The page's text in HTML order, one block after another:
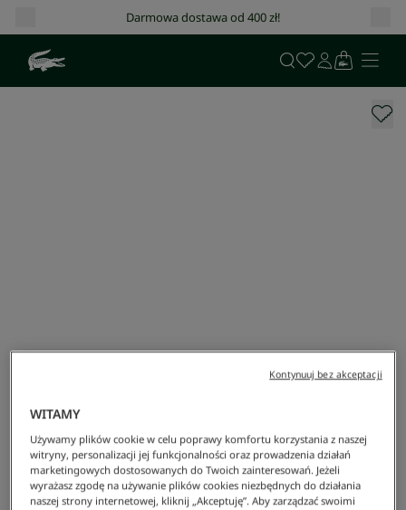
Darmowa dostawa od 400 zł!
WITAMY
Używamy plików cookie w celu poprawy komfortu korzystania z naszej
witryny, personalizacji jej funkcjonalności oraz prowadzenia działań
marketingowych dostosowanych do Twoich zainteresowań. Jeżeli
wyrażasz zgodę na używanie plików cookies niezbędnych do działania
naszej strony internetowej, kliknij „Akceptuję”. Aby zarządzać swoimi
Kontynuuj bez akceptacji